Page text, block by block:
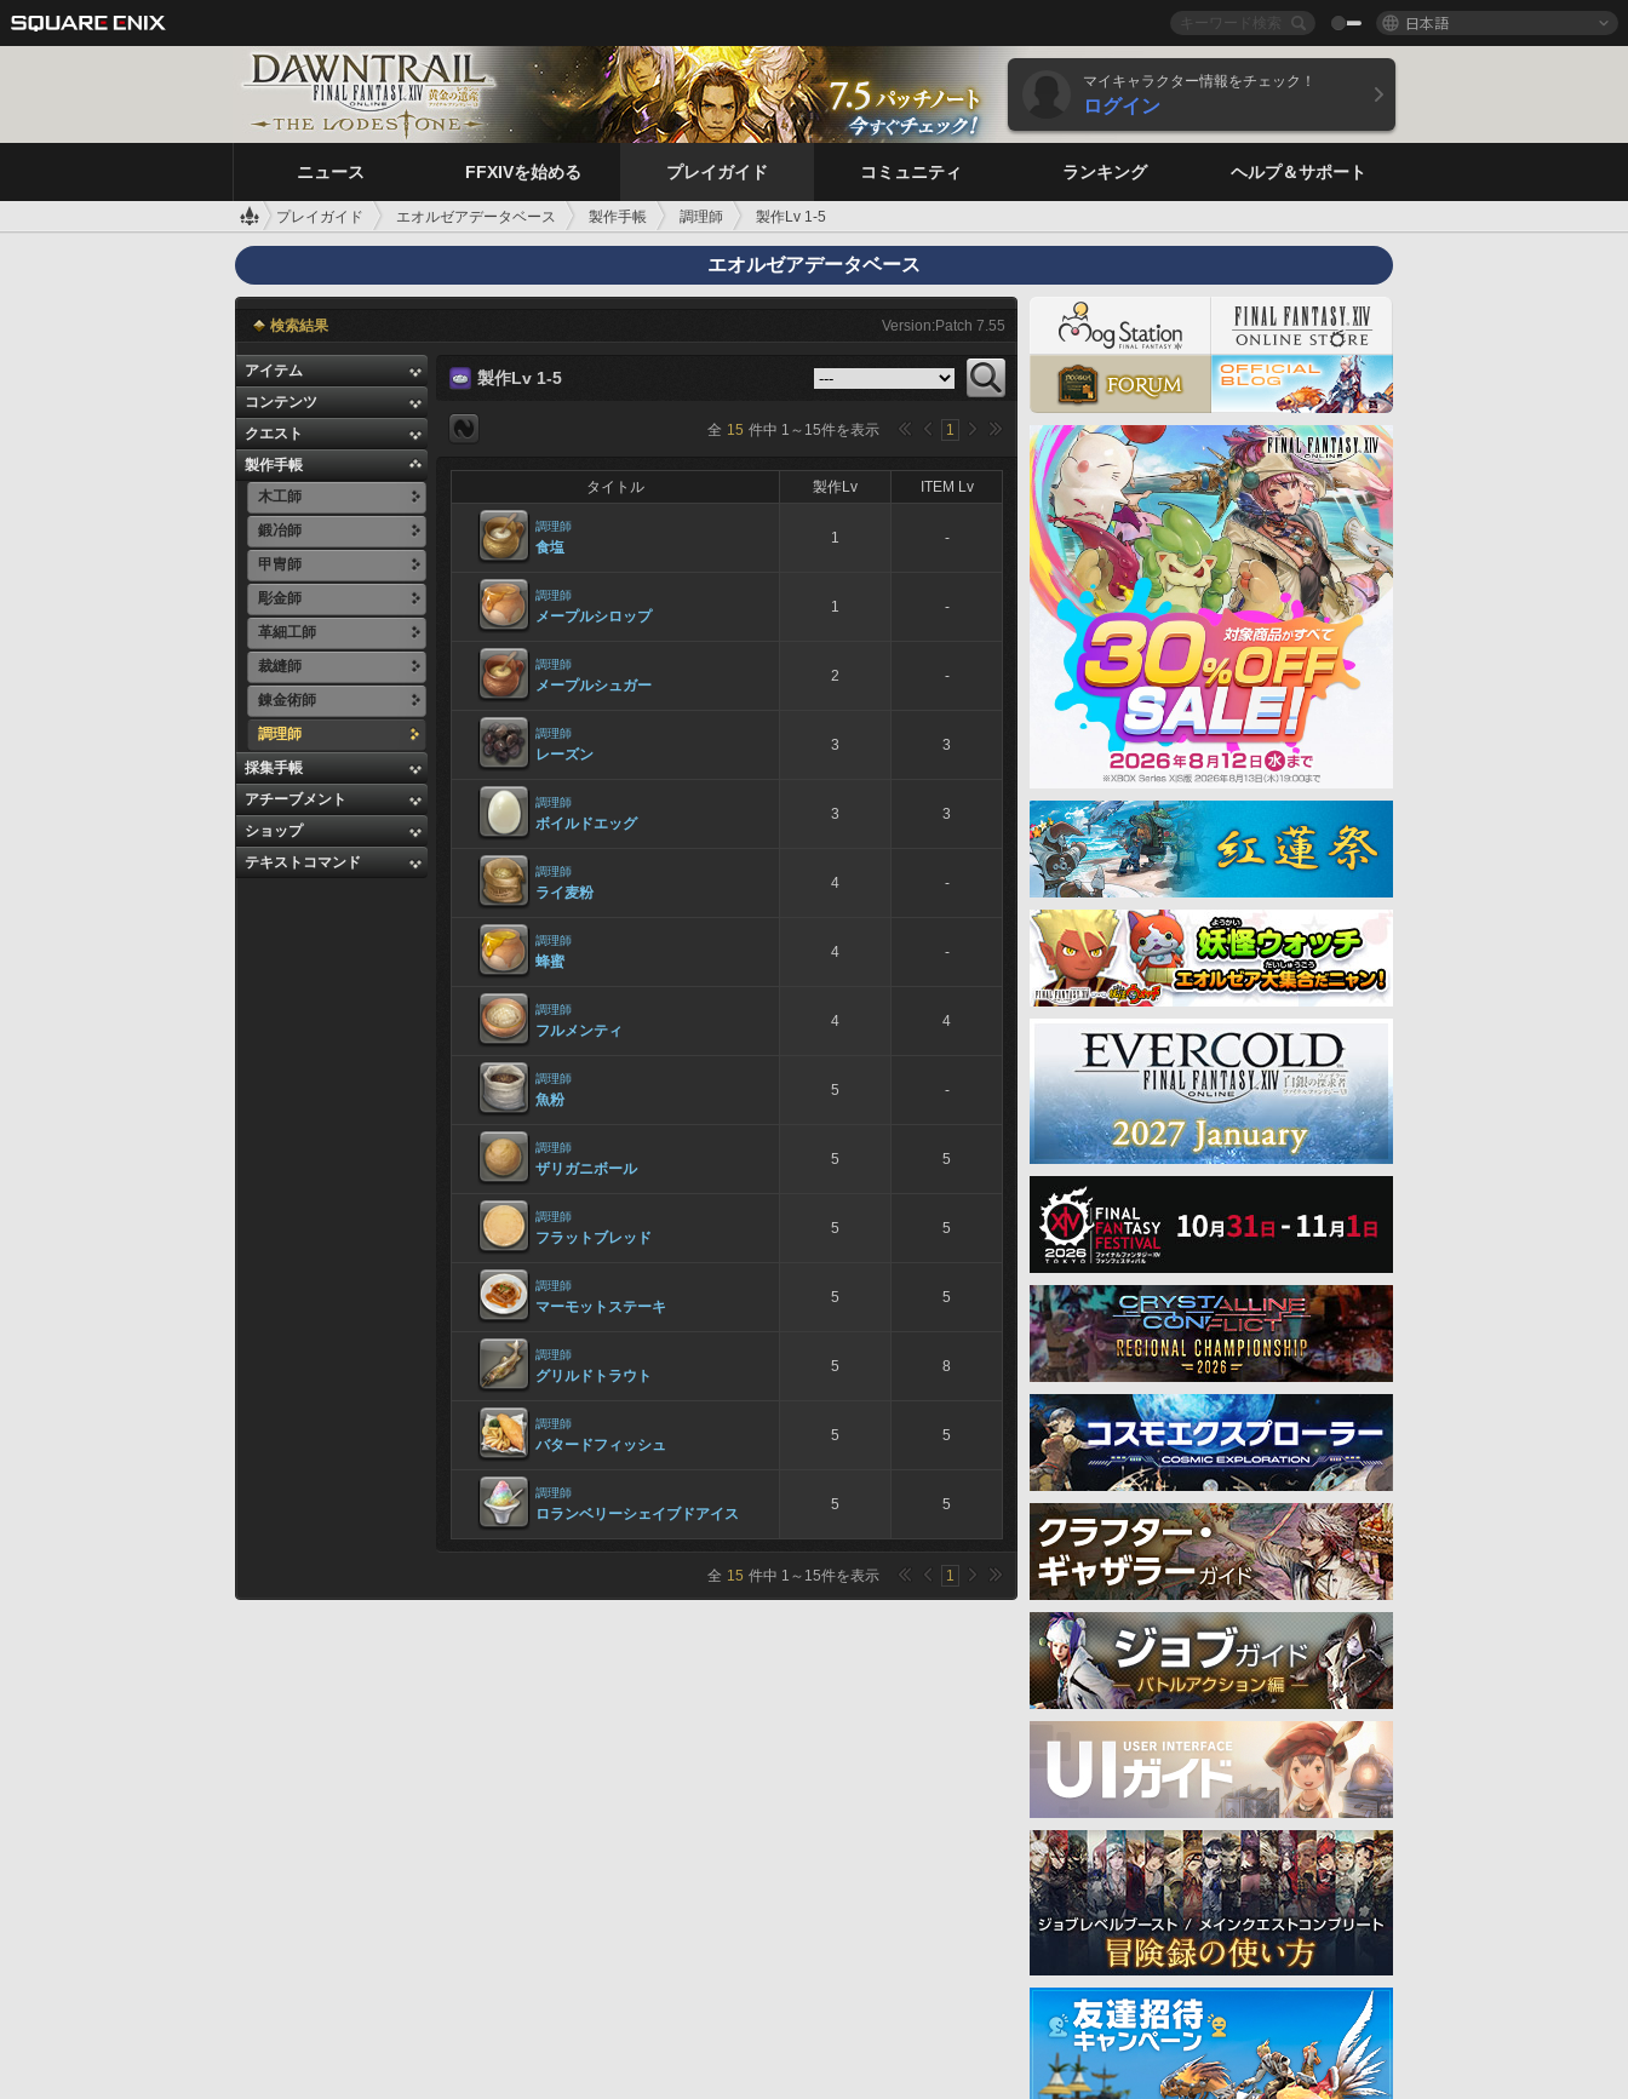
日本語
マイキャラクター情報をチェック！
ログイン
ニュース FFXIVを始める プレイガイド コミュニティ ランキング ヘルプ＆サポート
プレイガイド エオルゼアデータベース 製作手帳 調理師 製作Lv 1-5
エオルゼアデータベース
検索結果 Version:Patch 7.55
アイテム
コンテンツ
クエスト
製作手帳
木工師
鍛冶師
甲冑師
彫金師
革細工師
裁縫師
錬金術師
調理師
採集手帳
アチーブメント
ショップ
テキストコマンド
製作Lv 1-5
全 15 件中 1 ～ 15件を表示 1
タイトル 製作Lv ITEM Lv
調理師
食塩
1 -
調理師
メープルシロップ
1 -
調理師
メープルシュガー
2 -
調理師
レーズン
3 3
調理師
ボイルドエッグ
3 3
調理師
ライ麦粉
4 -
調理師
蜂蜜
4 -
調理師
フルメンティ
4 4
調理師
魚粉
5 -
調理師
ザリガニボール
5 5
調理師
フラットブレッド
5 5
調理師
マーモットステーキ
5 5
調理師
グリルドトラウト
5 8
調理師
バタードフィッシュ
5 5
調理師
ロランベリーシェイブドアイス
5 5
全 15 件中 1 ～ 15件を表示 1